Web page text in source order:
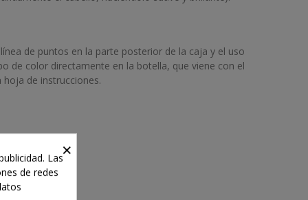
de puntos en la parte posterior de la caja y el uso
de color directamente en la botella, que viene con el
de instrucciones.
×
Las
de redes